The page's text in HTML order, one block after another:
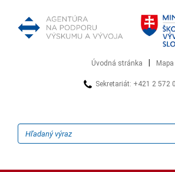
Úvodná stránka
Sekretariát: +421 2 572